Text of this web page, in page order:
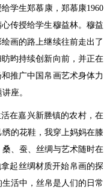
学生郑慕康，郑慕康1960
传授给学生穆益林。穆益
画的路上继续往前走出了
昀持续创新向前，并正在
推广中国帛画艺术身体力
座。
在嘉兴新塍镇的农村，在
的花鞋，我穿上妈妈在膝
、蚕、丝绸与艺术随时在
起丝绸材质开始帛画的探
活中，丝帛是人们的日常